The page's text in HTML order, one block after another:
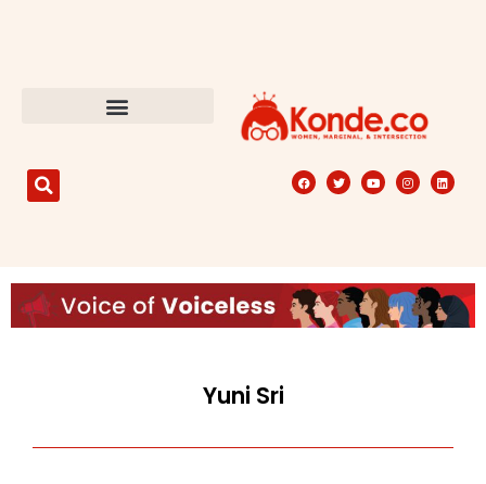
Yuni Sri